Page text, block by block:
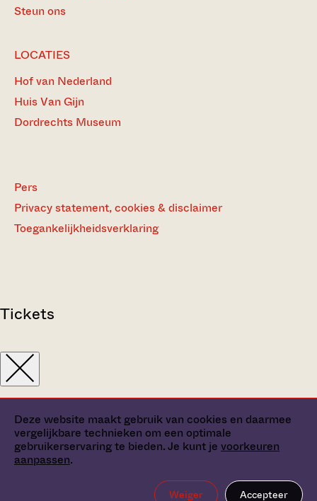
Deze website maakt gebruik van cookies en daarmee
vergelijkbare technieken om een optimale
gebruikerservaring te bieden. Je kunt je voorkeuren
aanpassen.
Weiger Accepteer
Steun ons
LOCATIES
Hof van Nederland
Huis Van Gijn
Dordrechts Museum
Pers
Privacy statement, cookies & disclaimer
Toegankelijkheidsverklaring
Tickets